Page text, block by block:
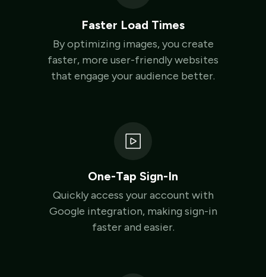
Faster Load Times
By optimizing images, you create
faster, more user-friendly websites
that engage your audience better.
One-Tap Sign-In
Quickly access your account with
Google integration, making sign-in
faster and easier.